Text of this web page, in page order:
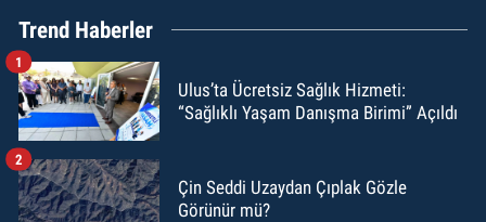
Trend Haberler
Ulus’ta Ücretsiz Sağlık Hizmeti:
“Sağlıklı Yaşam Danışma Birimi” Açıldı
1
Çin Seddi Uzaydan Çıplak Gözle
Görünür mü?
2